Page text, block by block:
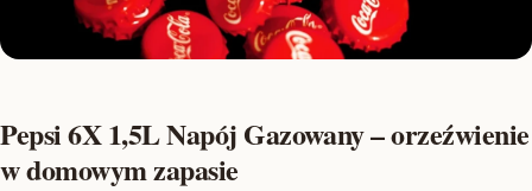
Pepsi 6X 1,5L Napój Gazowany – orzeźwienie
w domowym zapasie